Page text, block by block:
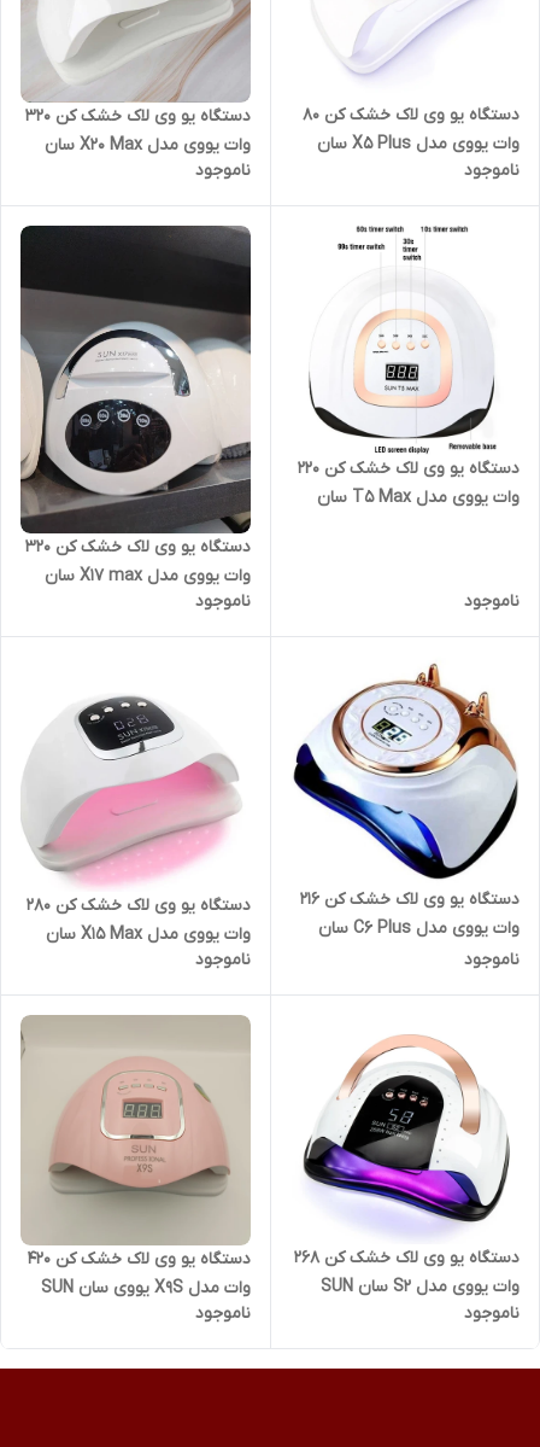
دستگاه یو وی لاک خشک کن 80
وات یووی مدل X5 Plus سان
sun
ناموجود
دستگاه یو وی لاک خشک کن 320
وات یووی مدل X20 Max سان
SUN
ناموجود
دستگاه یو وی لاک خشک کن 220
وات یووی مدل T5 Max سان
ناموجود
دستگاه یو وی لاک خشک کن 320
وات یووی مدل X17 max سان
SUN
ناموجود
دستگاه یو وی لاک خشک کن 216
وات یووی مدل C6 Plus سان
SUN
ناموجود
دستگاه یو وی لاک خشک کن 280
وات یووی مدل X15 Max سان
SUN
ناموجود
دستگاه یو وی لاک خشک کن 268
وات یووی مدل S2 سان SUN
ناموجود
دستگاه یو وی لاک خشک کن 420
وات مدل X9S یووی سان SUN
ناموجود